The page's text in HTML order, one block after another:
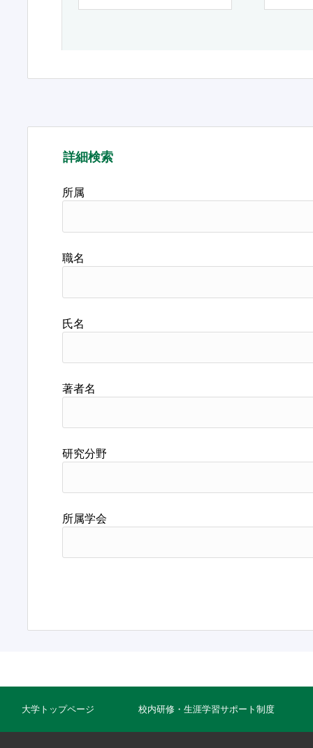
詳細検索
所属
職名
氏名
著者名
研究分野
所属学会
大学トップページ 校内研修・生涯学習サポート制度